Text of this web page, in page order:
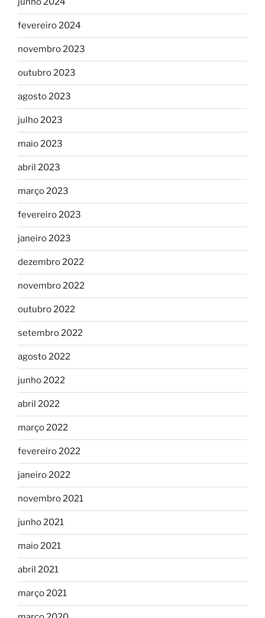
fevereiro 2024
novembro 2023
outubro 2023
agosto 2023
julho 2023
maio 2023
abril 2023
março 2023
fevereiro 2023
janeiro 2023
dezembro 2022
novembro 2022
outubro 2022
setembro 2022
agosto 2022
junho 2022
abril 2022
março 2022
fevereiro 2022
janeiro 2022
novembro 2021
junho 2021
maio 2021
abril 2021
março 2021